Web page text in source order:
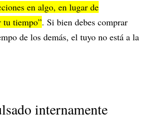
en algo, en lugar de
tu tiempo”. Si bien debes comprar
de los demás, el tuyo no está a la
internamente